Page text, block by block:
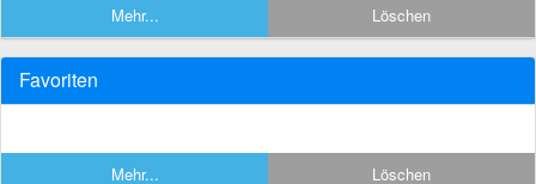
Mehr... Löschen
Favoriten
Mehr... Löschen